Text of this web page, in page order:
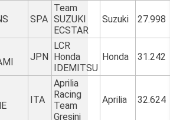
SPA
Team
SUZUKI
ECSTAR
Suzuki 27.998
JPN
LCR
Honda
IDEMITSU
Honda 31.242
ITA
Aprilia
Racing
Team
Gresini
Aprilia 32.624